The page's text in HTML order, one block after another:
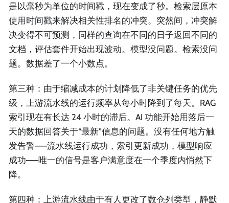
是以毫秒为单位的时间戳，现在变成了秒。检索层原本
使用时间戳来解决相关性排名的冲突。突然间，冲突解
决变得不可预测，同样的查询在不同的日子返回不同的
文档，评估套件开始出现波动。模型没问题。检索没问
题。数据差了一个小数点。
第三种：由于缩减成本的计划降低了非关键任务的优先
级，上游流水线的运行频率从每小时降到了每天。RAG
索引现在有长达 24 小时的滞后。AI 功能开始用落后一
天的数据回答关于“最新”信息的问题。没有任何地方触
发告警——流水线运行成功，索引更新成功，模型响应
成功——唯一的信号是客户满意度在一个季度内悄然下
降。
第四种：上游流水线由于有人更改了数仓列类型，静默